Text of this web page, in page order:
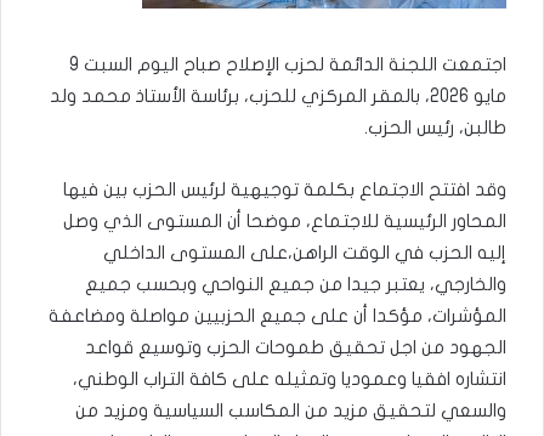
اجتمعت اللجنة الدائمة لحزب الإصلاح صباح اليوم السبت 9
مايو 2026، بالمقر المركزي للحزب، برئاسة الأستاذ محمد ولد
طالبن، رئيس الحزب.
وقد افتتح الاجتماع بكلمة توجيهية لرئيس الحزب بين فيها
المحاور الرئيسية للاجتماع، موضحا أن المستوى الذي وصل
إليه الحزب في الوقت الراهن،على المستوى الداخلي
والخارجي، يعتبر جيدا من جميع النواحي وبحسب جميع
المؤشرات، مؤكدا أن على جميع الحزبيين مواصلة ومضاعفة
الجهود من اجل تحقيق طموحات الحزب وتوسيع قواعد
انتشاره افقيا وعموديا وتمثيله على كافة التراب الوطني،
والسعي لتحقيق مزيد من المكاسب السياسية ومزيد من